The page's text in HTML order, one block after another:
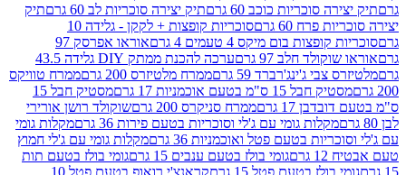
סוכריות כוכב 60 גרם
תיק יצירה סוכריות לב 60 גרם
תיק
פרח 60 גרם
סוכריות קופצות + לקקן - גלידה 10
בום מיקס 4 טעמים 4 גרם
אוראו אפרסק 97
חלב 97 גרם
ערכה להכנת ממתק DIY גלידה 43.5
ג'ינג'רברד 59 גרם
ממרח מלטיזרס 200 גרם
ממרח טוויקס
15 ס"מ בטעם אוכמניות 17 גרם
מסטיק חבל 15
17 גרם
ממרח סניקרס 200 גרם
שוקולד רושן אורירי
מקלות גומי עם ג'לי וסוכריות בטעם פירות 36 גרם
מקלות גומי
בטעם פטל ואוכמניות 36 גרם
מקלות גומי עם ג'לי חמוץ
גומי בולז בטעם ענבים 15 גרם
גומי בולז בטעם תות
בולז בטעם פטל 15 גרם
קראנצ'י רואופ בטעם פטל 10